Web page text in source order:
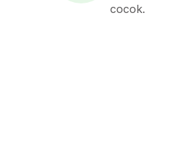
cocok.